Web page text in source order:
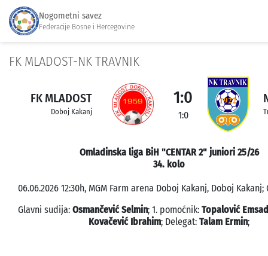
Nogometni savez
Federacije Bosne i Hercegovine
FK MLADOST-NK TRAVNIK
FK MLADOST
Doboj Kakanj
1:0
1:0
Omladinska liga BiH "CENTAR 2" juniori 25/26
34. kolo
06.06.2026 12:30h, MGM Farm arena Doboj Kakanj, Doboj Kakanj;
Glavni sudija: Osmančević Selmin; 1. pomoćnik: Topalović Emsad
Kovačević Ibrahim; Delegat: Talam Ermin;